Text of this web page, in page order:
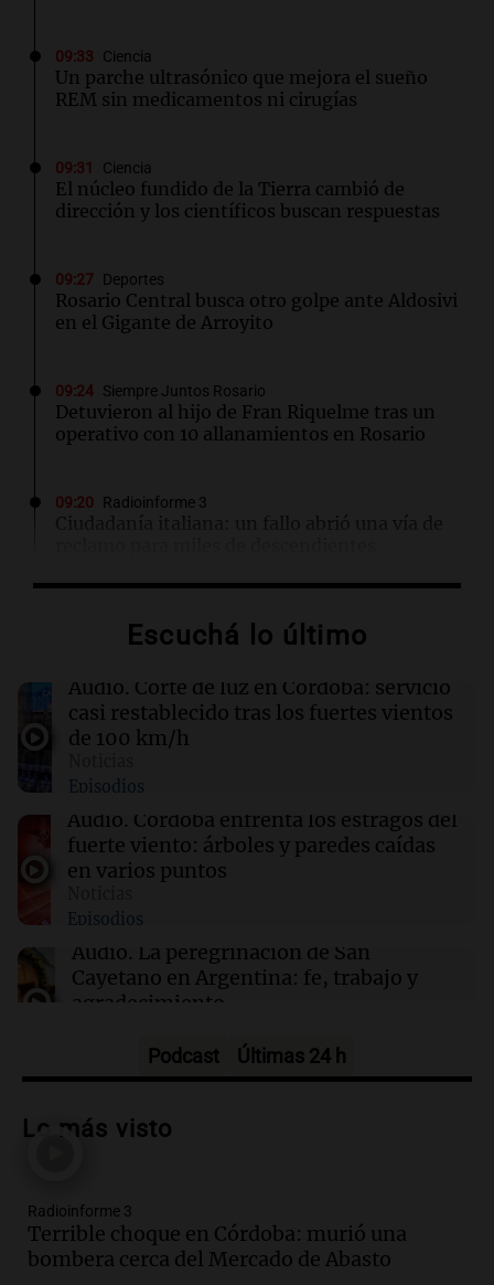
09:33 Ciencia
Un parche ultrasónico que mejora el sueño
REM sin medicamentos ni cirugías
09:31 Ciencia
El núcleo fundido de la Tierra cambió de
dirección y los científicos buscan respuestas
09:27 Deportes
Rosario Central busca otro golpe ante Aldosivi
en el Gigante de Arroyito
09:24 Siempre Juntos Rosario
Detuvieron al hijo de Fran Riquelme tras un
operativo con 10 allanamientos en Rosario
09:20 Radioinforme 3
Ciudadanía italiana: un fallo abrió una vía de
La búsqueda del amor y la libertad en "La
09:04 Libros
Un amigo gratis: la búsqueda de la aceptación
09:04 River Plate
River se enfrenta a Tigre en un duelo crucial
para el futuro de Coudet
Escuchá lo último
Audio. Corte de luz en Córdoba: servicio
casi restablecido tras los fuertes vientos
de 100 km/h
Episodios
Audio. Córdoba enfrenta los estragos del
fuerte viento: árboles y paredes caídas
en varios puntos
Episodios
Audio. La peregrinación de San
Cayetano en Argentina: fe, trabajo y
agradecimiento
Audio.Detuvieron al hijo de Fran
allanamientos en Rosario
Audio.
anticipa humilidad en el Santuario de
San Cayetano
Podcast Últimas 24 h
Lo más visto
Radioinforme 3
Terrible choque en Córdoba: murió una
bombera cerca del Mercado de Abasto